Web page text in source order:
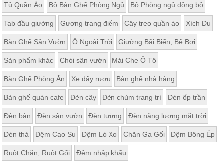
Tủ Quần Áo Bộ Bàn Ghế Phòng Ngủ Bộ Phòng ngủ đồng bộ
Tab đầu giường Gương trang điểm Cây treo quần áo Xích Đu
Bàn Ghế Sân Vườn Ô Ngoài Trời Giường Bãi Biển, Bể Bơi
Sản phẩm khác Chòi sân vườn Mái Che Ô Tô
Bàn Ghế Phòng Ăn Xe đẩy rượu Bàn ghế nhà hàng
Bàn ghế quán cafe Đèn cây Đèn chùm trang trí Đèn ốp trần
Đèn bàn Đèn sân vườn Đèn tường Đèn năng lượng mặt trời
Đèn thả Đệm Cao Su Đệm Lò Xo Chăn Ga Gối Đệm Bông Ép
Ruột Chăn, Ruột Gối Đệm nhập khẩu